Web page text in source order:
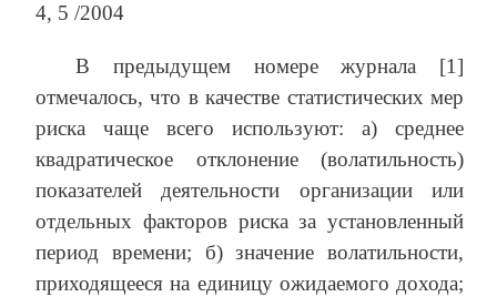
4, 5 /2004
В предыдущем номере журнала [1]
отмечалось, что в качестве статистических мер
риска чаще всего используют: а) среднее
квадратическое отклонение (волатильность)
показателей деятельности организации или
отдельных факторов риска за установленный
период времени; б) значение волатильности,
приходящееся на единицу ожидаемого дохода;